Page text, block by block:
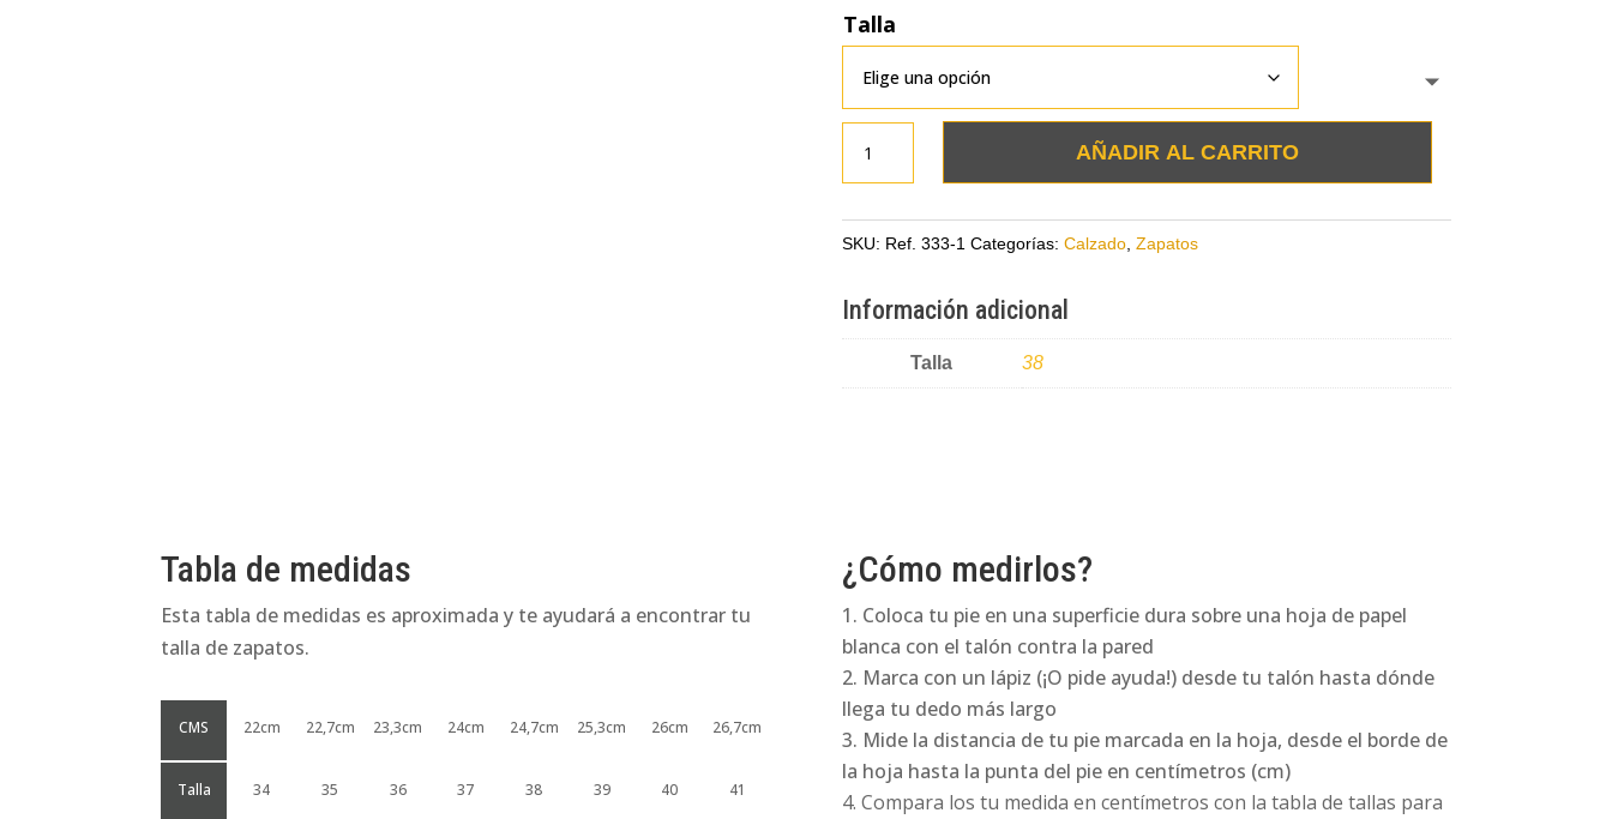
Talla
dorado
cuero
folia
y
AÑADIR AL CARRITO
SKU: Ref. 333-1 Categorías: Calzado, Zapatos
Información adicional
Talla 38
Tabla de medidas
Esta tabla de medidas es aproximada y te ayudará a encontrar tu
talla de zapatos.
CMS
Talla
22cm
34
22,7cm
35
23,3cm
36
24cm
37
24,7cm
38
25,3cm
39
26cm
40
26,7cm
41
¿Cómo medirlos?
Coloca tu pie en una superficie dura sobre una hoja de papel
blanca con el talón contra la pared
Marca con un lápiz (¡O pide ayuda!) desde tu talón hasta dónde
llega tu dedo más largo
Mide la distancia de tu pie marcada en la hoja, desde el borde de
la hoja hasta la punta del pie en centímetros (cm)
Compara los tu medida en centímetros con la tabla de tallas para